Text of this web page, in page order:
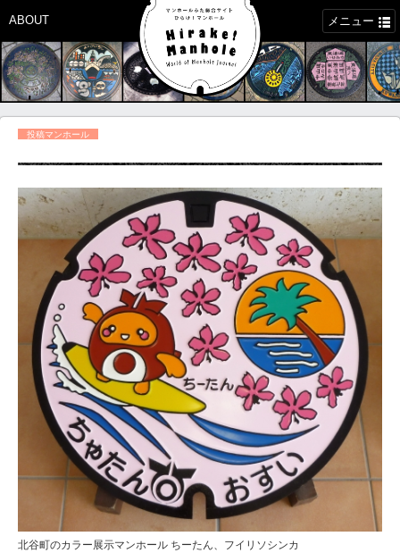
ABOUT メニュー
投稿マンホール
北谷町のカラー展示マンホール ちーたん、フイリソシンカ